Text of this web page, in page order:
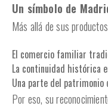
Un símbolo de
Más allá de sus
El comercio familiar
La continuidad histórica
Una parte del
Por eso, su